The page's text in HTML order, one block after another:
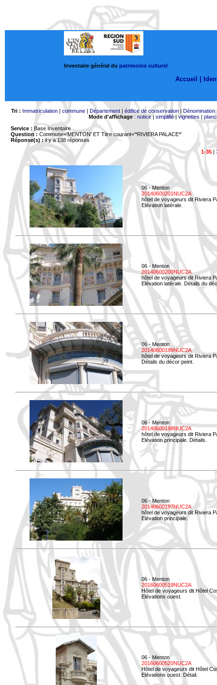
Inventaire général du patrimoine culturel
Accueil |
Tri : Immatriculation| commune| Département| édifice de conservation| Dénomination
Mode d'affichage: notice| simplifié|vignettes |
Service : Base Inventaire
Question : Commune='MENTON' ET Titre courant='*RIVIERA PALACE*'
Réponse(s) :il y a 138 réponses
1-35|
06 - Menton
20140600201NUC2A
hôtel de voyageurs dit Riviera
Elévation latérale.
06 - Menton
20140600200NUC2A
hôtel de voyageurs dit Riviera
Elévation latérale. Détails du
06 - Menton
20140600199NUC2A
hôtel de voyageurs dit Riviera
Détails du décor peint.
06 - Menton
20140600198NUC2A
hôtel de voyageurs dit Riviera
Elévation principale. Détails.
06 - Menton
20140600197NUC2A
hôtel de voyageurs dit Riviera
Elévation principale.
06 - Menton
20160600519NUC2A
Hôtel de voyageurs dit Hôtel
Elévations ouest.
06 - Menton
20160600520NUC2A
Hôtel de voyageurs dit Hôtel
Elévations ouest. Détail.